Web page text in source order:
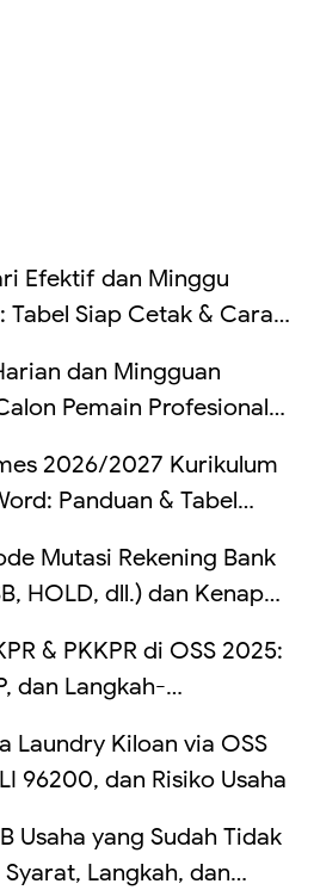
Efektif dan Minggu
Siap Cetak & Cara
dan Mingguan
Pemain Profesional
2026/2027 Kurikulum
Panduan & Tabel
Mutasi Rekening Bank
HOLD, dll.) dan Kenapa
& PKKPR di OSS 2025:
dan Langkah-
Laundry Kiloan via OSS
96200, dan Risiko Usaha
Usaha yang Sudah Tidak
Langkah, dan